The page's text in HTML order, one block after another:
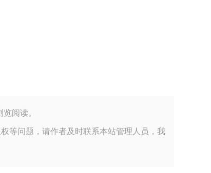
阅读。
等问题，请作者及时联系本站管理人员，我